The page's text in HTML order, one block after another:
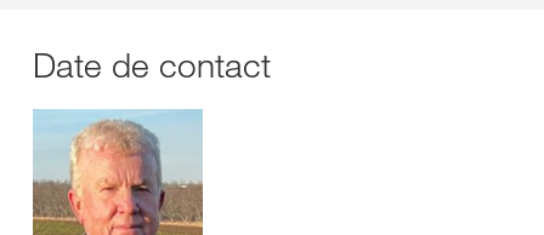
Date de contact